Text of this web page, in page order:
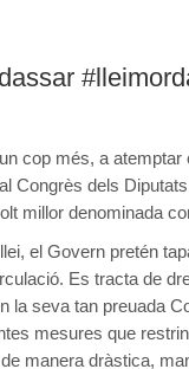
cop més, a
Congrès dels
millor denominada
el Govern pretén
Es tracta de
la seva tan preuada
mesures que
manera dràstica,